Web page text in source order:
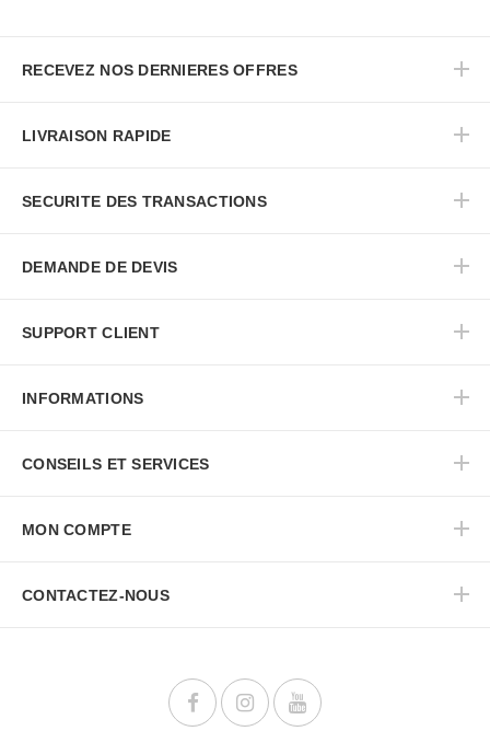
RECEVEZ NOS DERNIERES OFFRES
LIVRAISON RAPIDE
SECURITE DES TRANSACTIONS
DEMANDE DE DEVIS
SUPPORT CLIENT
INFORMATIONS
CONSEILS ET SERVICES
MON COMPTE
CONTACTEZ-NOUS